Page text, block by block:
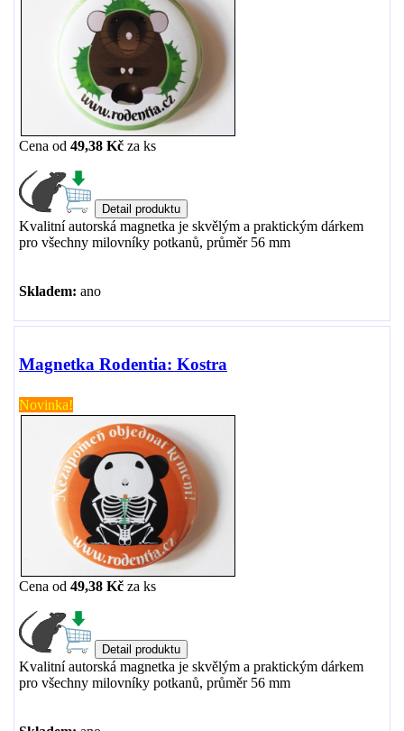
Cena od 49,38 Kč za ks
Kvalitní autorská magnetka je skvělým a praktickým dárkem
pro všechny milovníky potkanů, průměr 56 mm
Skladem: ano
Magnetka Rodentia: Kostra
Novinka!
Cena od 49,38 Kč za ks
Kvalitní autorská magnetka je skvělým a praktickým dárkem
pro všechny milovníky potkanů, průměr 56 mm